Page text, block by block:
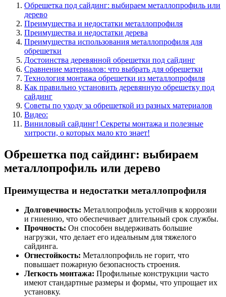
Обрешетка под сайдинг: выбираем металлопрофиль или
дерево
Преимущества и недостатки металлопрофиля
Преимущества и недостатки дерева
Преимущества использования металлопрофиля для
обрешетки
Достоинства деревянной обрешетки под сайдинг
Сравнение материалов: что выбрать для обрешетки
Технология монтажа обрешетки из металлопрофиля
Как правильно установить деревянную обрешетку под
сайдинг
Советы по уходу за обрешеткой из разных материалов
Видео:
Виниловый сайдинг! Секреты монтажа и полезные
хитрости, о которых мало кто знает!
Обрешетка под сайдинг: выбираем
металлопрофиль или дерево
Преимущества и недостатки металлопрофиля
Долговечность: Металлопрофиль устойчив к коррозии
и гниению, что обеспечивает длительный срок службы.
Прочность: Он способен выдерживать большие
нагрузки, что делает его идеальным для тяжелого
сайдинга.
Огнестойкость: Металлопрофиль не горит, что
повышает пожарную безопасность строения.
Легкость монтажа: Профильные конструкции часто
имеют стандартные размеры и формы, что упрощает их
установку.